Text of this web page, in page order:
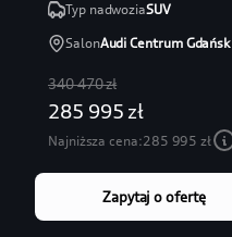
Typ nadwoziaSUV
SalonAudi Centrum Gdańsk
340 470 zł
285 995 zł
Najniższa cena:285 995 zł
Zapytaj o ofertę